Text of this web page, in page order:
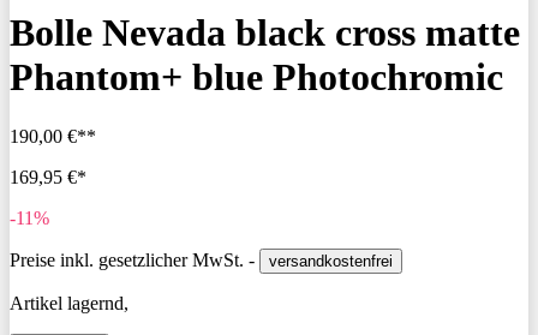
Bolle Nevada black cross matte
Phantom+ blue Photochromic
190,00 €**
169,95 €*
-11%
Preise inkl. gesetzlicher MwSt. - versandkostenfrei
Artikel lagernd,